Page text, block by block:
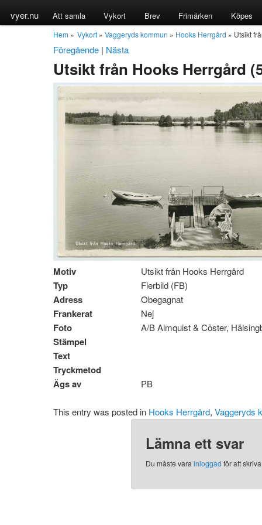
vyer.nu Att samla Vykort Brev Frimärken Köpes
Hem » Vykort » Vaggeryds kommun » Hooks Herrgård » Utsikt
Föregående | Nästa
Utsikt från Hooks Herrgård
Motiv Utsikt från Hooks Herrgård
Typ Flerbild (FB)
Adress Obegagnat
Frankerat Nej
Foto A/B Almquist & Cöster,
Stämpel
Text
Tryckmetod
Ägs av
PB
This entry was posted in Hooks Herrgård, Vaggeryds
Lämna ett svar
Du måste varainloggad för att